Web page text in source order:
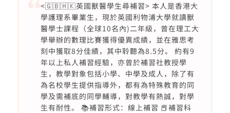
<🇬🇧🇭🇰英國獸醫學生尋補習> 本人是香港大
學護理系畢業生，現於英國利物浦大學就讀獸
醫學士課程（全球10名內)二年級，曾在理工大
學舉辦的數理比賽獲得優異成績，並在雅思考
刻中獲取8分佳績，其中聆聽為8.5分。 約有9
年以上私人補習經驗，亦曾於補習社教授學
生，教學對象包括小學、中學及成人，除了有
為名校學生提供指導外，都有為特殊教育的同
學及需補底的同學輔導，對教學有熱誠，對學
生有耐性。 📚補習形式：線上補習 📕補習科